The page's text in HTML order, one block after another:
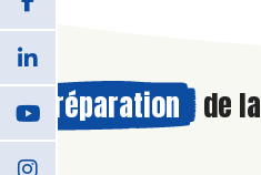
Préparation de la